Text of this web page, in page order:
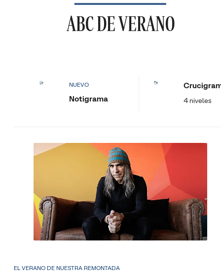
ABC DE VERANO
NUEVO
Notigrama 4 niveles
EL VERANO DE NUESTRA REMONTADA